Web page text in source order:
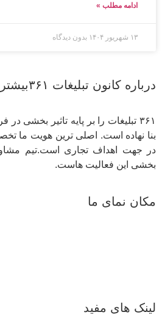
ادامه مطلب »
۱۳ شهریور ۱۴۰۴ بدون دیدگاه
درباره کانون تبلیغات ۳۶۱بیشتر بدانید
۳۶۱ تبلیغات را بر پایه تاثیر
بنا نهاده است. اصلی ترین هویت ما
بخشی این فعالیت هاست.
مکان نمای ما
لینک های مفید